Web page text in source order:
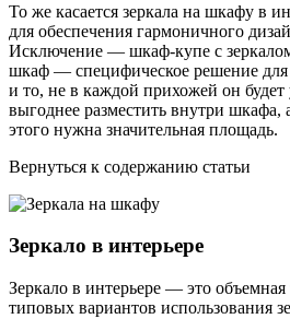
То же касается зеркала на шкафу в
для обеспечения гармоничного
Исключение — шкаф-купе с
шкаф — специфическое решение
и то, не в каждой прихожей он будет
выгоднее разместить внутри шкафа,
этого нужна значительная площадь.
Вернуться к содержанию статьи
Зеркало в интерьере
Зеркало в интерьере — это
типовых вариантов использования